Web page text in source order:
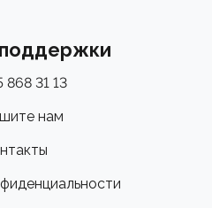
868 31 13
нам